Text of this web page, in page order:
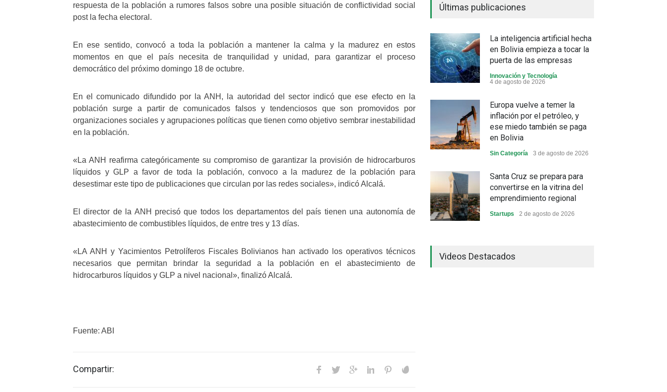
respuesta de la población a rumores falsos sobre una posible situación de conflictividad social
post la fecha electoral.
En ese sentido, convocó a toda la población a mantener la calma y la madurez en estos
momentos en que el país necesita de tranquilidad y unidad, para garantizar el proceso
democrático del próximo domingo 18 de octubre.
En el comunicado difundido por la ANH, la autoridad del sector indicó que ese efecto en la
población surge a partir de comunicados falsos y tendenciosos que son promovidos por
organizaciones sociales y agrupaciones políticas que tienen como objetivo sembrar inestabilidad
en la población.
«La ANH reafirma categóricamente su compromiso de garantizar la provisión de hidrocarburos
líquidos y GLP a favor de toda la población, convoco a la madurez de la población para
desestimar este tipo de publicaciones que circulan por las redes sociales», indicó Alcalá.
El director de la ANH precisó que todos los departamentos del país tienen una autonomía de
abastecimiento de combustibles líquidos, de entre tres y 13 días.
«LA ANH y Yacimientos Petrolíferos Fiscales Bolivianos han activado los operativos técnicos
necesarios que permitan brindar la seguridad a la población en el abastecimiento de
hidrocarburos líquidos y GLP a nivel nacional», finalizó Alcalá.
Fuente: ABI
Compartir:
Últimas publicaciones
La inteligencia artificial hecha
en Bolivia empieza a tocar la
puerta de las empresas
Innovación y Tecnología
4 de agosto de 2026
Europa vuelve a temer la
inflación por el petróleo, y
ese miedo también se paga
en Bolivia
Sin Categoría 3 de agosto de 2026
Santa Cruz se prepara para
convertirse en la vitrina del
emprendimiento regional
Startups 2 de agosto de 2026
industrial y el golpe puede
Videos Destacados